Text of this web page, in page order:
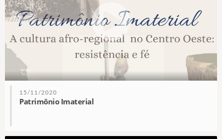
15/11/2020
Patrimônio Imaterial